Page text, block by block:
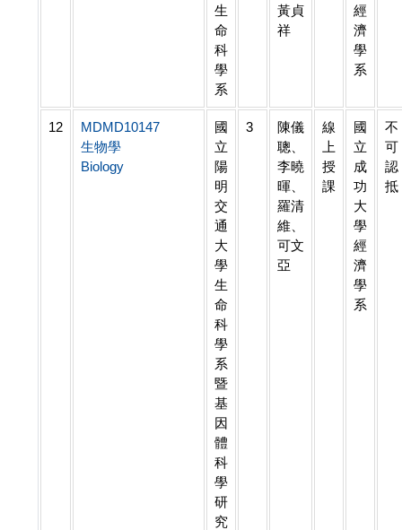
生
命
科
學
系
黃貞
祥
經
濟
學
系
12
MDMD10147
生物學
Biology
國
立
陽
明
交
通
大
學
生
命
科
學
系
暨
基
因
體
科
學
研
究
3
陳儀
聰、
李曉
暉、
羅清
維、
可文
亞
線
上
授
課
國
立
成
功
大
學
經
濟
學
系
不
可
認
抵